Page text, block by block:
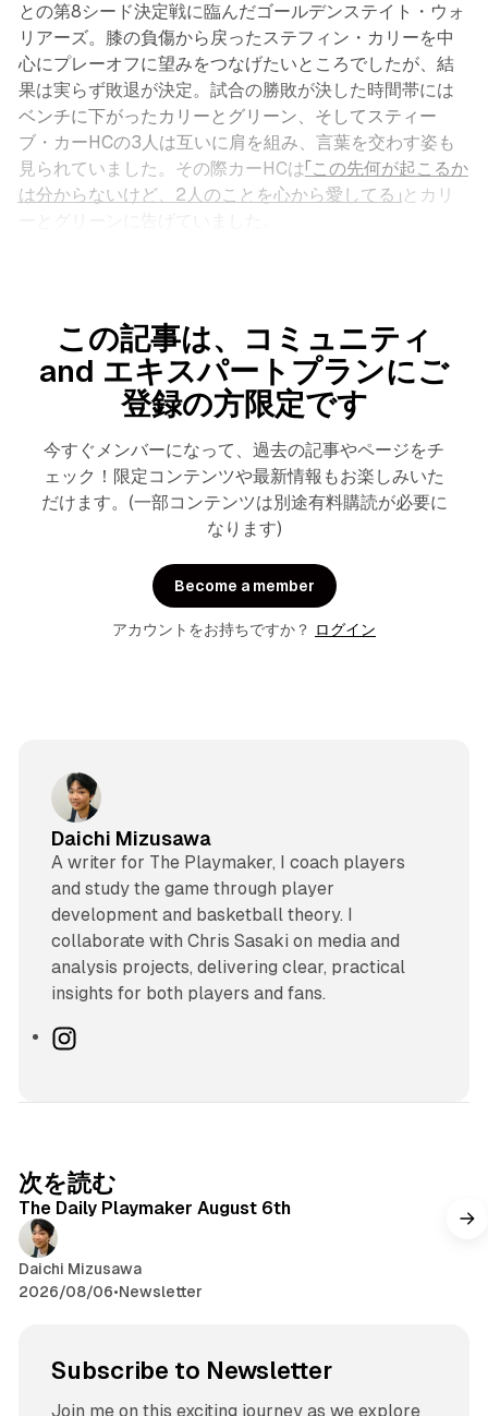
との第8シード決定戦に臨んだゴールデンステイト・ウォ
リアーズ。膝の負傷から戻ったステフィン・カリーを中
心にプレーオフに望みをつなげたいところでしたが、結
果は実らず敗退が決定。試合の勝敗が決した時間帯には
ベンチに下がったカリーとグリーン、そしてスティー
ブ・カーHCの3人は互いに肩を組み、言葉を交わす姿も
見られていました。その際カーHCは「この先何が起こるか
は分からないけど、2人のことを心から愛してる」 とカリ
この記事は、コミュニティ
and エキスパートプランにご
登録の方限定です
今すぐメンバーになって、過去の記事やページをチ
ェック！限定コンテンツや最新情報もお楽しみいた
だけます。(一部コンテンツは別途有料購読が必要に
なります)
Become a member
アカウントをお持ちですか？ ログイン
Daichi Mizusawa
A writer for The Playmaker, I coach players
and study the game through player
development and basketball theory. I
collaborate with Chris Sasaki on media and
analysis projects, delivering clear, practical
insights for both players and fans.
I
g
r
a
次を読む
The Daily Playmaker August 6th
Daichi Mizusawa
2026/08/06•Newsletter
Subscribe to Newsletter
Join me on this exciting journey as we explore